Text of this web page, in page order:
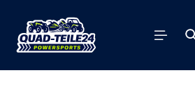
springen